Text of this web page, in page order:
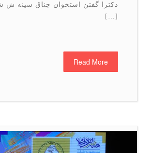
دکترا گفتن استخوان جناق سینه ش شکسته
Read More